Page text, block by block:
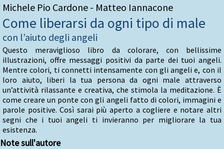
Michele Pio Cardone - Matteo Iannacone
Come liberarsi da ogni tipo di male
con l’aiuto degli angeli
Questo meraviglioso libro da colorare, con bellissime
illustrazioni, offre messaggi positivi da parte dei tuoi angeli.
Mentre colori, ti connetti intensamente con gli angeli e, con il
loro aiuto, liberi la tua persona da ogni male attraverso
un’attività rilassante e creativa, che stimola la meditazione. È
come creare un ponte con gli angeli fatto di colori, immagini e
parole positive. Così sarai più aperto a cogliere e notare altri
segni che i tuoi angeli ti invieranno per migliorare la tua
esistenza.
Note sull'autore